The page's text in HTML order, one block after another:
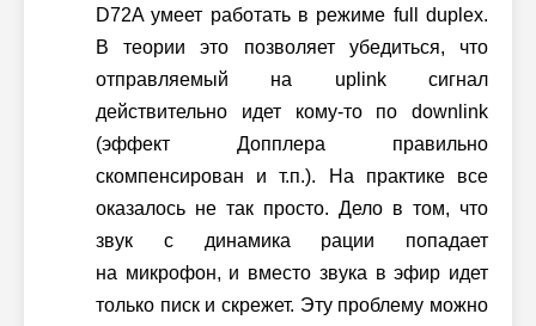
D72A умеет работать в режиме full duplex.
В теории это позволяет убедиться, что
отправляемый на uplink сигнал
действительно идет кому-то по downlink
(эффект Допплера правильно
скомпенсирован и т.п.). На практике все
оказалось не так просто. Дело в том, что
звук с динамика рации попадает
на микрофон, и вместо звука в эфир идет
только писк и скрежет. Эту проблему можно